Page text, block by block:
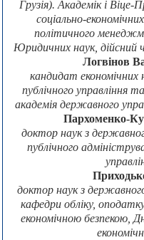
Грузія). Академік і
соціально-
політичного
Юридичних наук, дійсний
Логвінов
кандидат
публічного управління
академія державного
Пархоменко-
доктор наук з
публічного
доктор наук з
кафедри обліку,
економічною безпекою,